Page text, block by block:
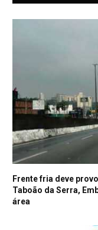
Frente fria deve
Taboão da Serra,
área